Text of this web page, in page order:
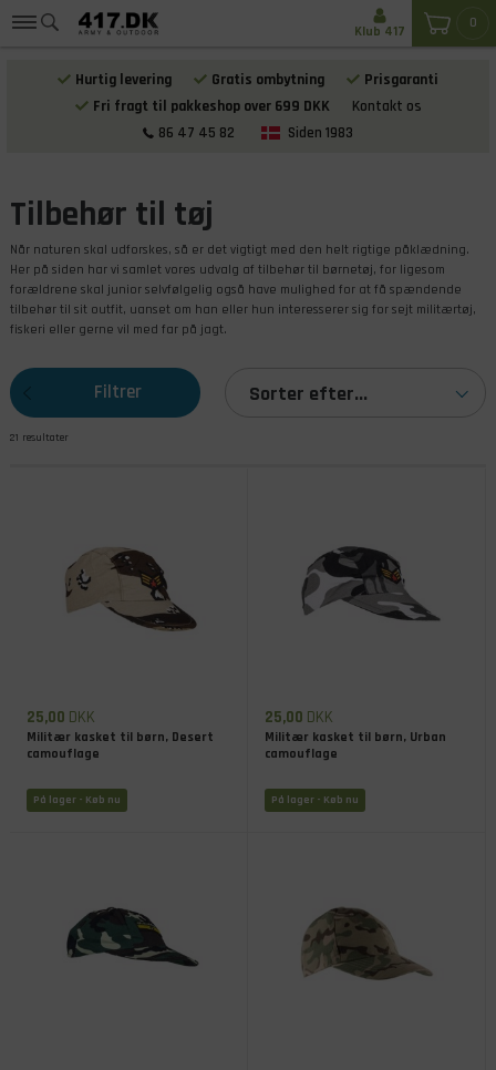
Hurtig levering Gratis ombytning
Prisgaranti
Fri fragt til pakkeshop over 699 DKK
Kontakt os
86 47 45 82
Siden 1983
0
Klub 417
Tilbehør til tøj
Når naturen skal udforskes, så er det vigtigt med den helt rigtige påklædning.
Her på siden har vi samlet vores udvalg af tilbehør til børnetøj, for ligesom
forældrene skal junior selvfølgelig også have mulighed for at få spændende
tilbehør til sit outfit, uanset om han eller hun interesserer sig for sejt militærtøj,
fiskeri eller gerne vil med far på jagt.
Filtrer Sorter efter...
21 resultater
25,00 DKK
Militær kasket til børn, Desert
camouflage
På lager - Køb nu
25,00 DKK
Militær kasket til børn, Urban
camouflage
På lager - Køb nu